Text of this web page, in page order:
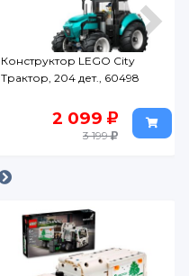
Конструктор LEGO City
Трактор, 204 дет., 60498
2 099
3 199